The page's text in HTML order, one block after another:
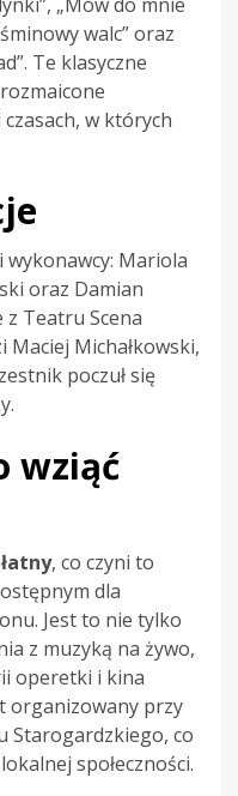
walc” oraz
Te klasyczne
w których
wykonawcy: Mariola
oraz Damian
Teatru Scena
Maciej Michałkowski,
poczuł się
wziąć
, co czyni to
dla
Jest to nie tylko
z muzyką na żywo,
operetki i kina
organizowany przy
Starogardzkiego, co
społeczności.